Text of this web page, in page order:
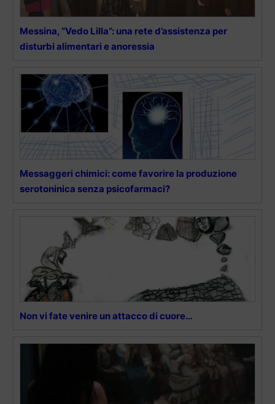
Messina, “Vedo Lilla”: una rete d’assistenza per
disturbi alimentari e anoressia
Messaggeri chimici: come favorire la produzione
serotoninica senza psicofarmaci?
Non vi fate venire un attacco di cuore…